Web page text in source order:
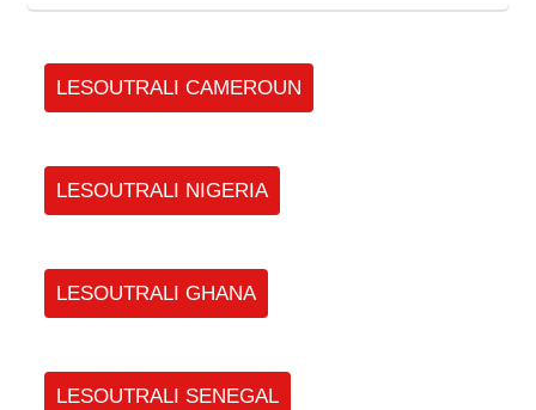
LESOUTRALI CAMEROUN
LESOUTRALI NIGERIA
LESOUTRALI GHANA
LESOUTRALI SENEGAL